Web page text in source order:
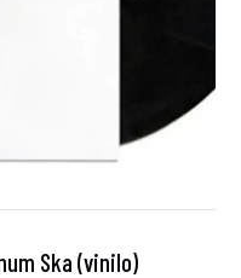
Ska (vinilo)